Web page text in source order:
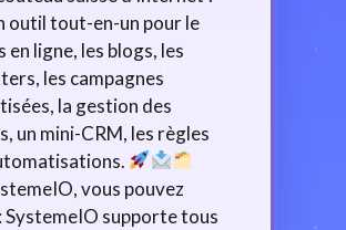
outil tout-en-un pour le
en ligne, les blogs, les
les campagnes
la gestion des
un mini-CRM, les règles
vous pouvez
SystemeIO supporte tous